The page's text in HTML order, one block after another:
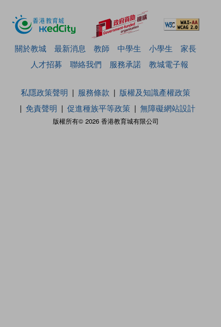
關於教城 最新消息 教師 中學生 小學生
家長
人才招募
聯絡我們 服務承諾 教城電子報
版權所有© 2026 香港教育城有限公司
私隱政策聲明 服務條款
版權及知識產權政策
免責聲明
促進種族平等政策 無障礙網站設計